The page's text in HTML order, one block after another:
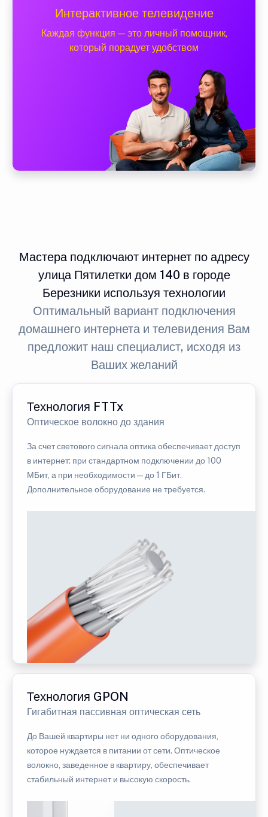
Интерактивное телевидение
Каждая функция — это личный помощник,
который порадует удобством
Мастера подключают интернет по адресу
улица Пятилетки дом 140 в городе
Березники используя технологии
Оптимальный вариант подключения
домашнего интернета и телевидения Вам
предложит наш специалист, исходя из
Ваших желаний
Технология FTTx
Оптическое волокно до здания
За счет светового сигнала оптика обеспечивает доступ
в интернет: при стандартном подключении до 100
МБит, а при необходимости — до 1 ГБит.
Дополнительное оборудование не требуется.
Технология GPON
Гигабитная пассивная оптическая сеть
До Вашей квартиры нет ни одного оборудования,
которое нуждается в питании от сети. Оптическое
волокно, заведенное в квартиру, обеспечивает
стабильный интернет и высокую скорость.